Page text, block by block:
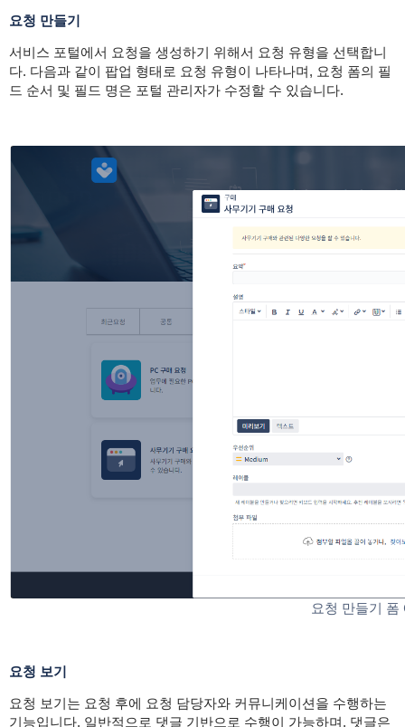
요청 만들기
서비스 포털에서 요청을 생성하기 위해서 요청 유형을 선택합니
다. 다음과 같이 팝업 형태로 요청 유형이 나타나며, 요청 폼의 필
드 순서 및 필드 명은 포털 관리자가 수정할 수 있습니다.
요청 만들기 폼
요청 보기
요청 보기는 요청 후에 요청 담당자와 커뮤니케이션을 수행하는
기능입니다. 일반적으로 댓글 기반으로 수행이 가능하며, 댓글은